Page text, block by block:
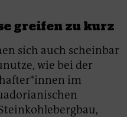
greifen zu kurz
sich auch scheinbar
wie bei der
im